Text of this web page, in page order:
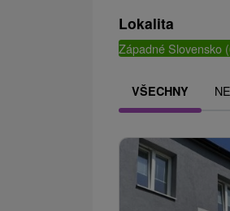
Lokalita
Západné Slovensko
VŠECHNY